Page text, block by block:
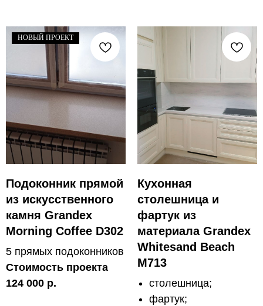
НОВЫЙ ПРОЕКТ
Подоконник прямой
из искусственного
камня Grandex
Morning Coffee D302
5 прямых подоконников
Стоимость проекта
124 000 р.
Кухонная
столешница и
фартук из
материала Grandex
Whitesand Beach
M713
столешница;
фартук;